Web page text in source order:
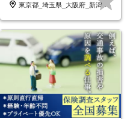
東京都_埼玉県_大阪府_新潟県_福岡県